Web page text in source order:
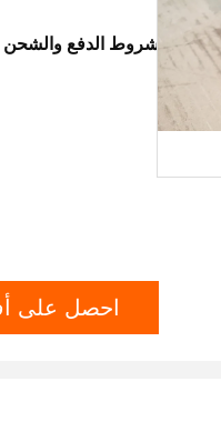
شروط الدفع والشحن
احصل على